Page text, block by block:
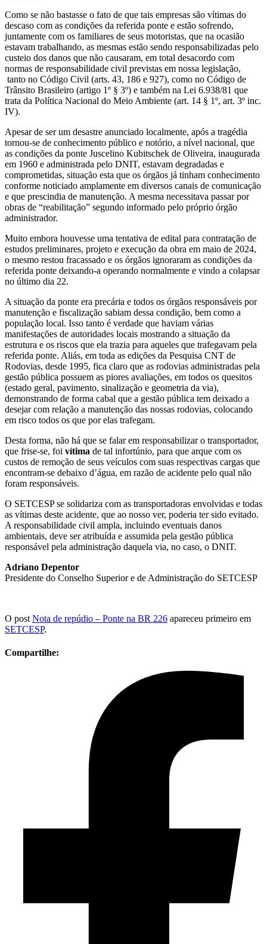
Como se não bastasse o fato de que tais empresas são vítimas do
descaso com as condições da referida ponte e estão sofrendo,
juntamente com os familiares de seus motoristas, que na ocasião
estavam trabalhando, as mesmas estão sendo responsabilizadas pelo
custeio dos danos que não causaram, em total desacordo com
normas de responsabilidade civil previstas em nossa legislação,
tanto no Código Civil (arts. 43, 186 e 927), como no Código de
Trânsito Brasileiro (artigo 1º § 3º) e também na Lei 6.938/81 que
trata da Política Nacional do Meio Ambiente (art. 14 § 1º, art. 3º inc.
IV).
Apesar de ser um desastre anunciado localmente, após a tragédia
tornou-se de conhecimento público e notório, a nível nacional, que
as condições da ponte Juscelino Kubitschek de Oliveira, inaugurada
em 1960 e administrada pelo DNIT, estavam degradadas e
comprometidas, situação esta que os órgãos já tinham conhecimento
conforme noticiado amplamente em diversos canais de comunicação
e que prescindia de manutenção. A mesma necessitava passar por
obras de “reabilitação” segundo informado pelo próprio órgão
administrador.
Muito embora houvesse uma tentativa de edital para contratação de
estudos preliminares, projeto e execução da obra em maio de 2024,
o mesmo restou fracassado e os órgãos ignoraram as condições da
referida ponte deixando-a operando normalmente e vindo a colapsar
no último dia 22.
A situação da ponte era precária e todos os órgãos responsáveis por
manutenção e fiscalização sabiam dessa condição, bem como a
população local. Isso tanto é verdade que haviam várias
manifestações de autoridades locais mostrando a situação da
estrutura e os riscos que ela trazia para aqueles que trafegavam pela
referida ponte. Aliás, em toda as edições da Pesquisa CNT de
Rodovias, desde 1995, fica claro que as rodovias administradas pela
gestão pública possuem as piores avaliações, em todos os quesitos
(estado geral, pavimento, sinalização e geometria da via),
demonstrando de forma cabal que a gestão pública tem deixado a
desejar com relação a manutenção das nossas rodovias, colocando
em risco todos os que por elas trafegam.
Desta forma, não há que se falar em responsabilizar o transportador,
que frise-se, foi vítima de tal infortúnio, para que arque com os
custos de remoção de seus veículos com suas respectivas cargas que
encontram-se debaixo d’água, em razão de acidente pelo qual não
foram responsáveis.
O SETCESP se solidariza com as transportadoras envolvidas e todas
as vítimas deste acidente, que ao nosso ver, poderia ter sido evitado.
A responsabilidade civil ampla, incluindo eventuais danos
ambientais, deve ser atribuída e assumida pela gestão pública
responsável pela administração daquela via, no caso, o DNIT.
Adriano Depentor
Presidente do Conselho Superior e de Administração do SETCESP
O post Nota de repúdio – Ponte na BR 226 apareceu primeiro em
SETCESP.
Compartilhe: